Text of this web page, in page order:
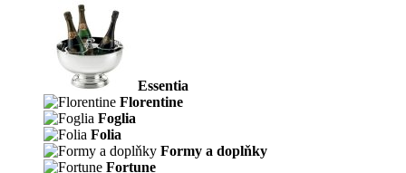
Essentia
Florentine
Foglia
Folia
Formy a doplňky
Fortune